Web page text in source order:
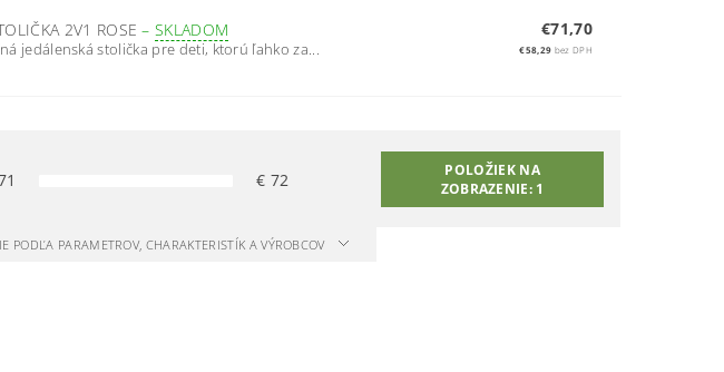
2V1 ROSE–SKLADOM
jedálenská stolička pre deti, ktorú ľahko za...
€71,70
€58,29 bez DPH
€ 72
POLOŽIEK NA
ZOBRAZENIE: 1
PODĽA PARAMETROV, CHARAKTERISTÍK A VÝROBCOV